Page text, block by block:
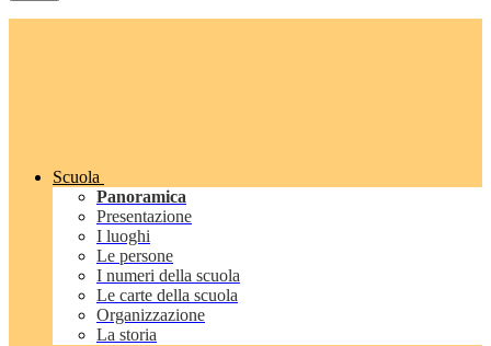
Scuola
Panoramica
Presentazione
I luoghi
Le persone
I numeri della scuola
Le carte della scuola
Organizzazione
La storia